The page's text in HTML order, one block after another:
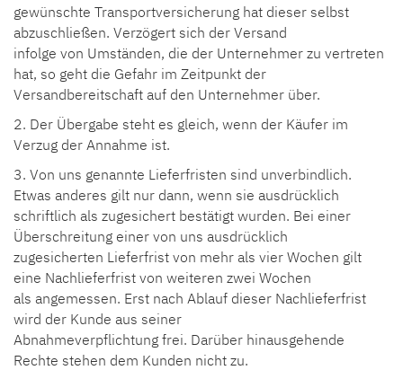
gewünschte Transportversicherung hat dieser selbst
abzuschließen. Verzögert sich der Versand
infolge von Umständen, die der Unternehmer zu vertreten
hat, so geht die Gefahr im Zeitpunkt der
Versandbereitschaft auf den Unternehmer über.
2. Der Übergabe steht es gleich, wenn der Käufer im
Verzug der Annahme ist.
3. Von uns genannte Lieferfristen sind unverbindlich.
Etwas anderes gilt nur dann, wenn sie ausdrücklich
schriftlich als zugesichert bestätigt wurden. Bei einer
Überschreitung einer von uns ausdrücklich
zugesicherten Lieferfrist von mehr als vier Wochen gilt
eine Nachlieferfrist von weiteren zwei Wochen
als angemessen. Erst nach Ablauf dieser Nachlieferfrist
wird der Kunde aus seiner
Abnahmeverpflichtung frei. Darüber hinausgehende
Rechte stehen dem Kunden nicht zu.